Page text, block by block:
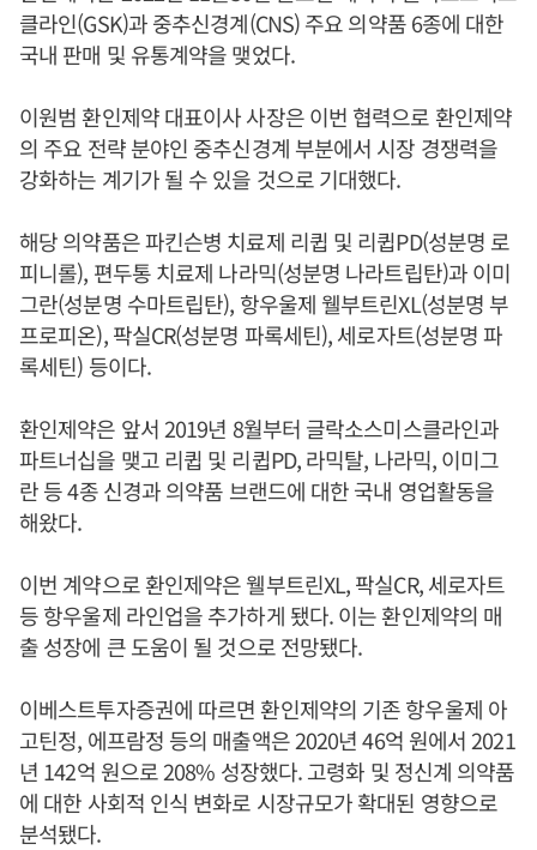
클라인(GSK)과 중추신경계(CNS) 주요 의약품 6종에 대한
국내 판매 및 유통계약을 맺었다.
이원범 환인제약 대표이사 사장은 이번 협력으로 환인제약
의 주요 전략 분야인 중추신경계 부분에서 시장 경쟁력을
강화하는 계기가 될 수 있을 것으로 기대했다.
해당 의약품은 파킨슨병 치료제 리큅 및 리큅PD(성분명 로
피니롤), 편두통 치료제 나라믹(성분명 나라트립탄)과 이미
그란(성분명 수마트립탄), 항우울제 웰부트린XL(성분명 부
프로피온), 팍실CR(성분명 파록세틴), 세로자트(성분명 파
록세틴) 등이다.
환인제약은 앞서 2019년 8월부터 글락소스미스클라인과
파트너십을 맺고 리큅 및 리큅PD, 라믹탈, 나라믹, 이미그
란 등 4종 신경과 의약품 브랜드에 대한 국내 영업활동을
해왔다.
이번 계약으로 환인제약은 웰부트린XL, 팍실CR, 세로자트
등 항우울제 라인업을 추가하게 됐다. 이는 환인제약의 매
출 성장에 큰 도움이 될 것으로 전망됐다.
이베스트투자증권에 따르면 환인제약의 기존 항우울제 아
고틴정, 에프람정 등의 매출액은 2020년 46억 원에서 2021
년 142억 원으로 208% 성장했다. 고령화 및 정신계 의약품
에 대한 사회적 인식 변화로 시장규모가 확대된 영향으로
분석됐다.